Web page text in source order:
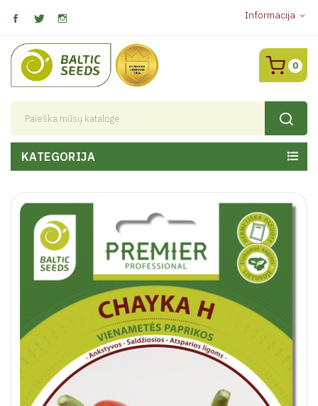
Informacija expand_more
0
KATEGORIJA